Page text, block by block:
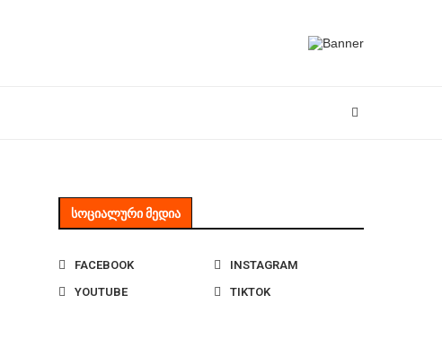
ᲡᲝᲪᲘᲐᲚᲣᲠᲘ ᲛᲔᲓᲘᲐ
FACEBOOK
INSTAGRAM
YOUTUBE
TIKTOK